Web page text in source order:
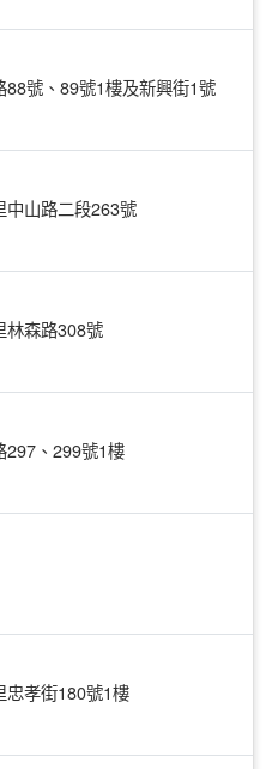
88號、89號1樓及新興街1號
中山路二段263號
林森路308號
297、299號1樓
忠孝街180號1樓